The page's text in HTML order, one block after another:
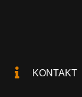
KONTAKT